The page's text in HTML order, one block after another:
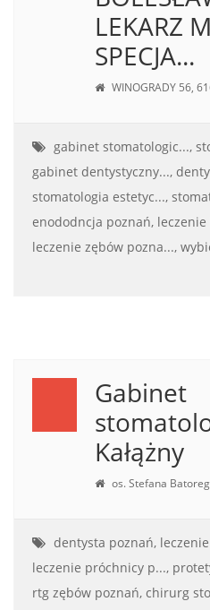
LEKARZ
SPECJA...
WINOGRADY 56,
gabinet stomatologic...,
gabinet dentystyczny...,
stomatologia estetyc...,
enododncja poznań, leczenie
leczenie zębów pozna...,
Gabinet
Kałążny
os. Stefana
dentysta poznań,
leczenie próchnicy p...,
rtg zębów poznań, chirurg